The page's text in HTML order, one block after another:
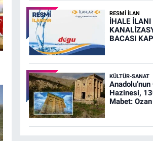
RESMİ İLAN
İHALE İLANI
BACASI
KÜLTÜR-SANAT
Hazinesi,
Mabet: Ozan